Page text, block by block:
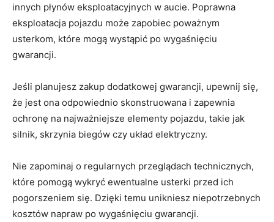
innych płynów eksploatacyjnych⁣ w aucie. Poprawna
eksploatacja ​pojazdu ⁢może zapobiec poważnym
usterkom, które mogą wystąpić po⁣ wygaśnięciu⁢
gwarancji.
Jeśli ‌planujesz zakup dodatkowej gwarancji, upewnij ​się,
że jest ona odpowiednio skonstruowana i zapewnia
ochronę na najważniejsze elementy⁢ pojazdu, takie jak​
silnik, skrzynia biegów czy⁤ układ elektryczny.
Nie zapominaj o regularnych ​przeglądach⁤ technicznych,
które pomogą wykryć‌ ewentualne usterki przed ich
pogorszeniem się.⁣ Dzięki temu unikniesz niepotrzebnych
‌kosztów napraw po wygaśnięciu gwarancji.